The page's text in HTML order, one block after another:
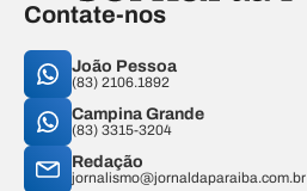
Contate-nos
João Pessoa
(83) 2106.1892
Campina Grande
(83) 3315-3204
Redação
jornalismo@jornaldaparaiba.com.br